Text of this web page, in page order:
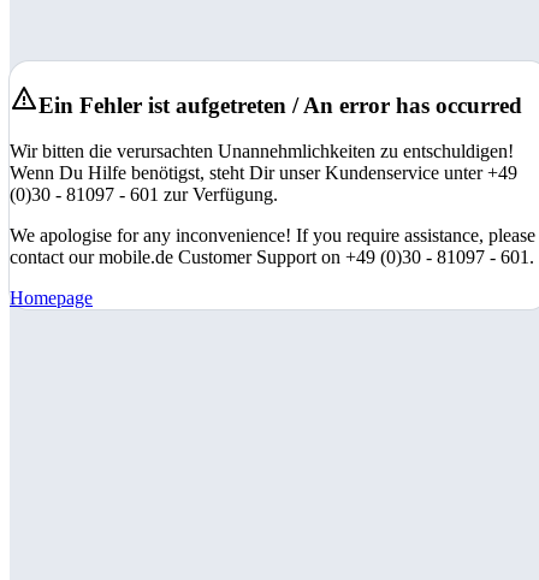
Ein Fehler ist aufgetreten / An error has occurred
Wir bitten die verursachten Unannehmlichkeiten zu entschuldigen!
Wenn Du Hilfe benötigst, steht Dir unser Kundenservice unter +49
(0)30 - 81097 - 601 zur Verfügung.
We apologise for any inconvenience! If you require assistance, please
contact our mobile.de Customer Support on +49 (0)30 - 81097 - 601.
Homepage